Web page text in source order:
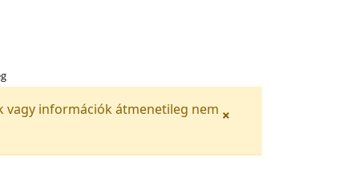
vagy információk átmenetileg nem ×